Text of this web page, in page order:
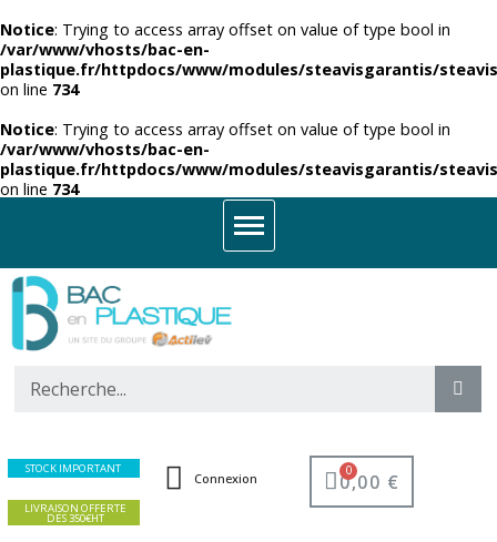
Notice: Trying to access array offset on value of type bool in
/var/www/vhosts/bac-en-
plastique.fr/httpdocs/www/modules/steavisgarantis/
on line 734
Notice: Trying to access array offset on value of type bool in
/var/www/vhosts/bac-en-
plastique.fr/httpdocs/www/modules/steavisgarantis/
on line 734
STOCK IMPORTANT
LIVRAISON OFFERTE
DES 350€HT
Connexion 0,00 €